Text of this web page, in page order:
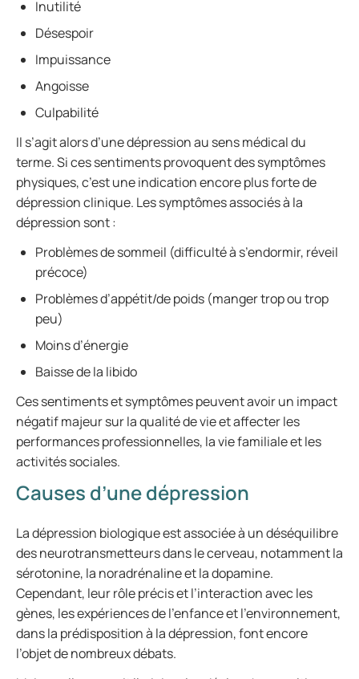
Inutilité
Désespoir
Impuissance
Angoisse
Culpabilité
Il s’agit alors d’une dépression au sens médical du
terme. Si ces sentiments provoquent des symptômes
physiques, c’est une indication encore plus forte de
dépression clinique. Les symptômes associés à la
dépression sont :
Problèmes de sommeil (difficulté à s’endormir, réveil
précoce)
Problèmes d’appétit/de poids (manger trop ou trop
peu)
Moins d’énergie
Baisse de la libido
Ces sentiments et symptômes peuvent avoir un impact
négatif majeur sur la qualité de vie et affecter les
performances professionnelles, la vie familiale et les
activités sociales.
Causes d’une dépression
La dépression biologique est associée à un déséquilibre
des neurotransmetteurs dans le cerveau, notamment la
sérotonine, la noradrénaline et la dopamine.
Cependant, leur rôle précis et l’interaction avec les
gènes, les expériences de l’enfance et l’environnement,
dans la prédisposition à la dépression, font encore
l’objet de nombreux débats.